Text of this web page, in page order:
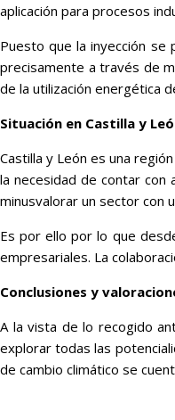
aplicación para procesos
Puesto que la inyección
precisamente a través de
de la utilización energética
Situación en Castilla y
Castilla y León es una
la necesidad de contar con
minusvalorar un sector con
Es por ello por lo que
empresariales. La
Conclusiones y
A la vista de lo recogido
explorar todas las
de cambio climático se